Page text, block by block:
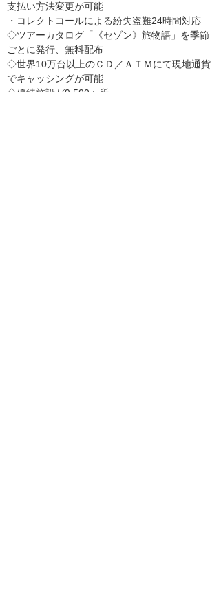
支払い方法変更が可能
・コレクトコールによる紛失盗難24時間対応
◇ツアーカタログ「《セゾン》旅物語」を季節
ごとに発行、無料配布
◇世界10万台以上のＣＤ／ＡＴＭにて現地通貨
でキャッシングが可能
◇優待施設が9,500ヶ所